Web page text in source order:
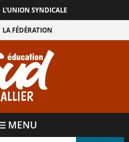
ALLIER
L'UNION SYNDICALE
LA FÉDÉRATION
MENU